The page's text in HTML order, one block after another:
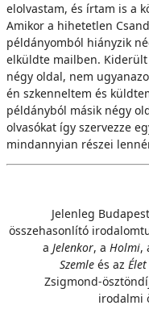
elolvastam, és írtam is a
Amikor a hihetetlen
példányomból hiányzik
elküldte mailben.
négy oldal, nem
én szkenneltem és
példányból másik négy
olvasókat így szervezze
mindannyian részei
Jelenleg
összehasonlító
a Jelenkor, a Holmi,
Szemle és az
Zsigmond-
irodalmi